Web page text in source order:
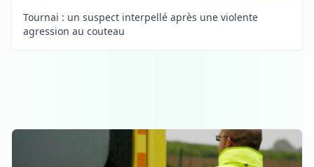
Tournai : un suspect interpellé après une violente
agression au couteau